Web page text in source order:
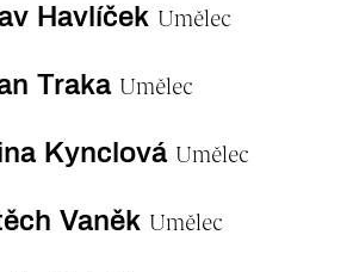
Havlíček Umělec
Traka Umělec
Kynclová Umělec
Vaněk Umělec